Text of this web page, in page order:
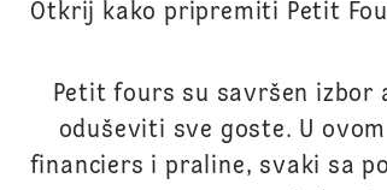
Otkrij kako pripremiti Petit
Petit fours su savršen izbor
oduševiti sve goste. U
financiers i praline, svaki sa